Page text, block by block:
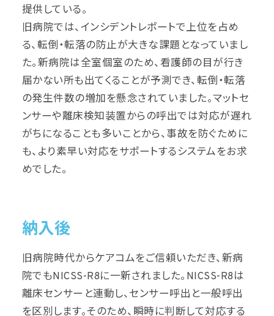
提供している。
旧病院では、インシデントレポートで上位を占め
る、転倒・転落の防止が大きな課題となっていまし
た。新病院は全室個室のため、看護師の目が行き
届かない所も出てくることが予測でき、転倒・転落
の発生件数の増加を懸念されていました。マットセ
ンサーや離床検知装置からの呼出では対応が遅れ
がちになることも多いことから、事故を防ぐために
も、より素早い対応をサポートするシステムをお求
めでした。
納入後
旧病院時代からケアコムをご信頼いただき、新病
院でもNICSS-R8に一新されました。NICSS-R8は
離床センサーと連動し、センサー呼出と一般呼出
を区別します。そのため、瞬時に判断して対応する